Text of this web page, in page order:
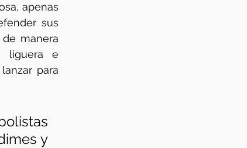
apenas
sus
manera
liguera e
para
y